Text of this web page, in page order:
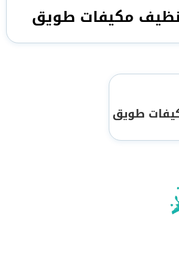
مكيفات طويق
طويق